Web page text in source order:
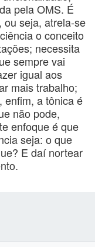
pela OMS. É
ou seja, atrela-se
o conceito
necessita
sempre vai
igual aos
mais trabalho;
enfim, a tônica é
não pode,
enfoque é que
seja: o que
E daí nortear